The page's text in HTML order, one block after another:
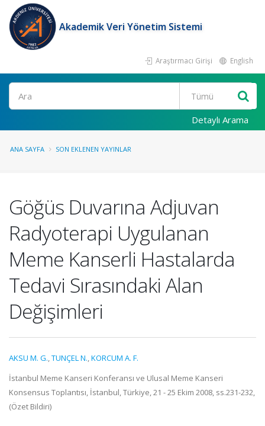
Akademik Veri Yönetim Sistemi
Araştırmacı Girişi English
Ara
Detaylı Arama
ANA SAYFA SON EKLENEN YAYINLAR
Göğüs Duvarına Adjuvan
Radyoterapi Uygulanan
Meme Kanserli Hastalarda
Tedavi Sırasındaki Alan
Değişimleri
AKSU M. G.,TUNÇEL N.,KORCUM A. F.
İstanbul Meme Kanseri Konferansı ve Ulusal Meme Kanseri
Konsensus Toplantısı, İstanbul, Türkiye, 21 - 25 Ekim 2008, ss.231-232,
(Özet Bildiri)